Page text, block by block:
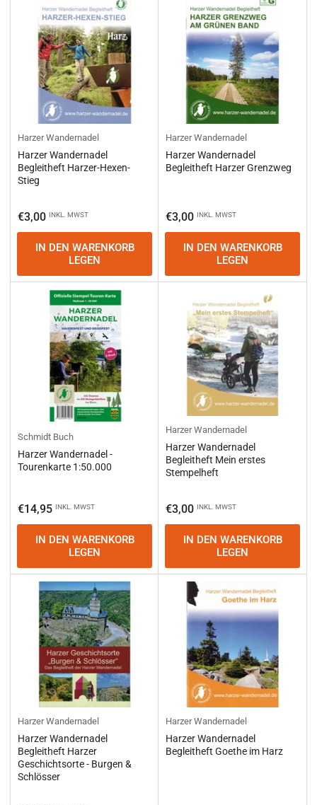
Harzer Wandernadel
Harzer Wandernadel
Begleitheft Harzer-Hexen-
Stieg
Normaler
Preis
€3,00 INKL. MWST
IN DEN WARENKORB
LEGEN
Harzer Wandernadel
Harzer Wandernadel
Begleitheft Harzer Grenzweg
Normaler
Preis
€3,00 INKL. MWST
IN DEN WARENKORB
LEGEN
Schmidt Buch
Harzer Wandernadel -
Tourenkarte 1:50.000
Normaler
Preis
€14,95 INKL. MWST
IN DEN WARENKORB
LEGEN
Harzer Wandernadel
Harzer Wandernadel
Begleitheft Mein erstes
Stempelheft
Normaler
Preis
€3,00 INKL. MWST
IN DEN WARENKORB
LEGEN
Harzer Wandernadel
Harzer Wandernadel
Begleitheft Harzer
Geschichtsorte - Burgen &
Schlösser
Harzer Wandernadel
Harzer Wandernadel
Begleitheft Goethe im Harz